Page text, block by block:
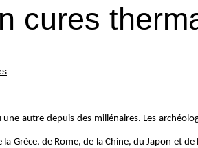
cures
autre depuis des millénaires. Les
Grèce, de Rome, de la Chine, du Japon et